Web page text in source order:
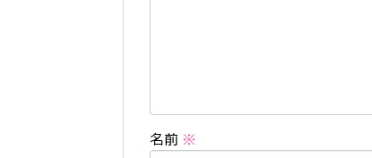
名前 ※